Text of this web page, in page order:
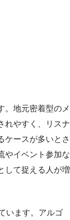
。地元密着型のメ
れやすく、リスナ
ケースが多いとさ
やイベント参加な
して捉える人が増
います。アルゴ